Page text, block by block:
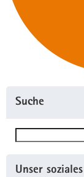
Suche
Unser